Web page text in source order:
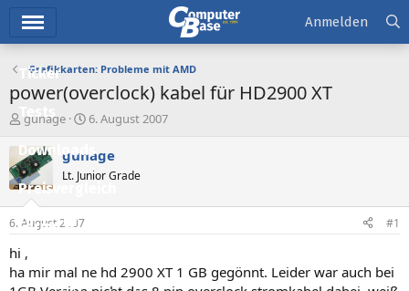
Ticker
Downloads
Preisvergleich
Forum
Aktuelles
Anmelden
Grafikkarten: Probleme mit AMD
power(overclock) kabel für HD2900 XT
E
s
t
e
l
e
gunage
E
s
e
t
6. August 2007
gunage
Lt. Junior Grade
6. August 2007 #1
hi ,
ha mir mal ne hd 2900 XT 1 GB gegönnt. Leider war auch bei